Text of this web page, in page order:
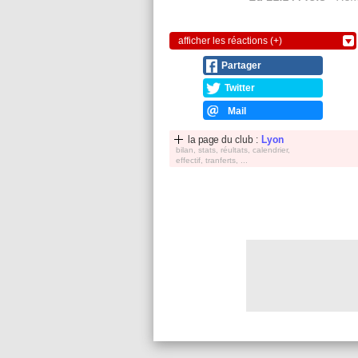
afficher les réactions (+)
Partager
Twitter
Mail
la page du club : Lyon
bilan, stats, réultats, calendrier,
effectif, tranferts, ...